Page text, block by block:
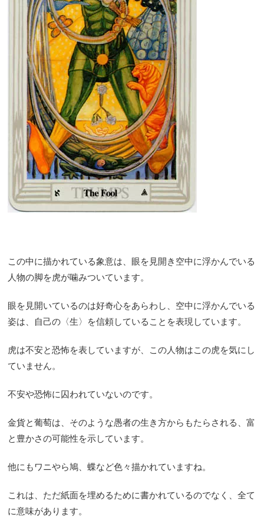
この中に描かれている象意は、眼を見開き空中に浮かんでいる
人物の脚を虎が噛みついています。
眼を見開いているのは好奇心をあらわし、空中に浮かんでいる
姿は、自己の〈生〉を信頼していることを表現しています。
虎は不安と恐怖を表していますが、この人物はこの虎を気にし
ていません。
不安や恐怖に囚われていないのです。
金貨と葡萄は、そのような愚者の生き方からもたらされる、富
と豊かさの可能性を示しています。
他にもワニやら鳩、蝶など色々描かれていますね。
これは、ただ紙面を埋めるために書かれているのでなく、全て
に意味があります。